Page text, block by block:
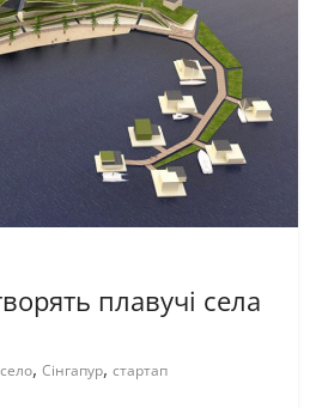
плавучі села
село, Сінгапур, стартап